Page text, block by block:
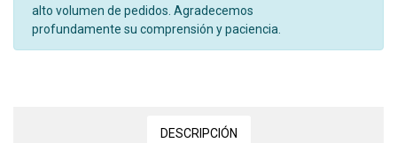
alto volumen de pedidos. Agradecemos
profundamente su comprensión y paciencia.
DESCRIPCIÓN